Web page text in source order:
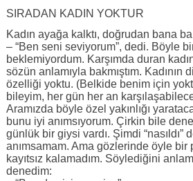
SIRADAN KADIN YOKTUR
Kadın ayağa kalktı, doğrudan bana
– “Ben seni seviyorum”, dedi. Böyle
beklemiyordum. Karşımda duran
sözün anlamıyla bakmıştım. Kadının
özelliği yoktu. (Belkide benim için
bileyim, her gün her an
Aramızda böyle özel yakınlığı
bunu iyi anımsıyorum. Çirkin bile
günlük bir giysi vardı. Şimdi “nasıldı”
anımsamam. Ama gözlerinde öyle bir
kayıtsız kalamadım. Söylediğini
denedim: